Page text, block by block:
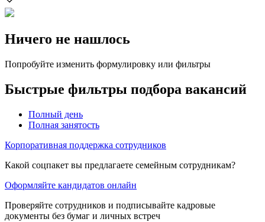
Ничего не нашлось
Попробуйте изменить формулировку или фильтры
Быстрые фильтры подбора вакансий
Полный день
Полная занятость
Корпоративная поддержка сотрудников
Какой соцпакет вы предлагаете семейным сотрудникам?
Оформляйте кандидатов онлайн
Проверяйте сотрудников и подписывайте кадровые
документы без бумаг и личных встреч